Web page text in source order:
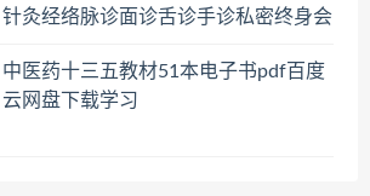
针灸经络脉诊面诊舌诊手诊私密终身会
中医药十三五教材51本电子书pdf百度
云网盘下载学习